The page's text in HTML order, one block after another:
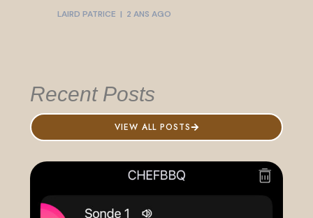
LAIRD PATRICE 2 ANS AGO
Recent Posts
VIEW ALL POSTS